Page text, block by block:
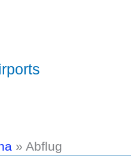
» Abflug